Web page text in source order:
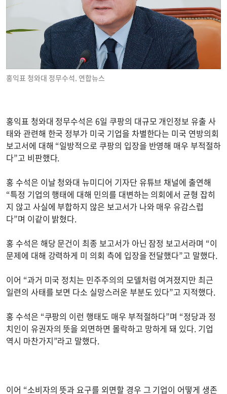
홍익표 청와대 정무수석. 연합뉴스
홍익표 청와대 정무수석은 6일 쿠팡의 대규모 개인정보 유출 사
태와 관련해 한국 정부가 미국 기업을 차별한다는 미국 연방의회
보고서에 대해 “일방적으로 쿠팡의 입장을 반영해 매우 부적절하
다”고 비판했다.
홍 수석은 이날 청와대 뉴미디어 기자단 유튜브 채널에 출연해
“특정 기업의 행태에 대해 민의를 대변하는 의회에서 균형 잡히
지 않고 사실에 부합하지 않은 보고서가 나와 매우 유감스럽
다”며 이같이 밝혔다.
홍 수석은 해당 문건이 최종 보고서가 아닌 잠정 보고서라며 “이
문제에 대해 강력하게 미 의회 측에 입장을 전달했다”고 말했다.
이어 “과거 미국 정치는 민주주의의 모델처럼 여겨졌지만 최근
일련의 사태를 보면 다소 실망스러운 부분도 있다”고 지적했다.
홍 수석은 “쿠팡의 이런 행태도 매우 부적절하다”며 “정당과 정
치인이 유권자의 뜻을 외면하면 몰락하고 망하게 돼 있다. 기업
역시 마찬가지”라고 말했다.
이어 “소비자의 뜻과 요구를 외면할 경우 그 기업이 어떻게 생존